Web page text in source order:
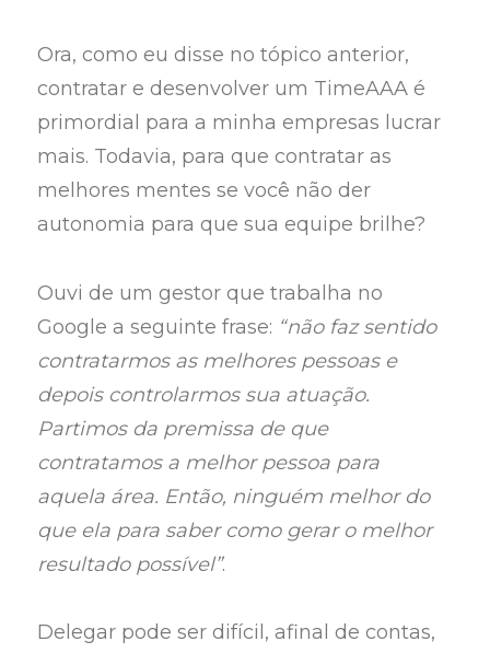
Ora, como eu disse no tópico anterior,
contratar e desenvolver um TimeAAA é
primordial para a minha empresas lucrar
mais. Todavia, para que contratar as
melhores mentes se você não der
autonomia para que sua equipe brilhe?
Ouvi de um gestor que trabalha no
Google a seguinte frase: “não faz sentido
contratarmos as melhores pessoas e
depois controlarmos sua atuação.
Partimos da premissa de que
contratamos a melhor pessoa para
aquela área. Então, ninguém melhor do
que ela para saber como gerar o melhor
resultado possível”.
Delegar pode ser difícil, afinal de contas,